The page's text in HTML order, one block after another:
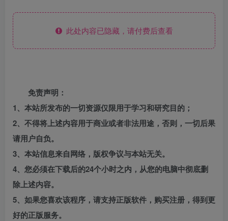
此处内容已隐藏，请付费后查看
免责声明：
1、本站所发布的一切资源仅限用于学习和研究目的；
2、不得将上述内容用于商业或者非法用途，否则，一切后果
请用户自负。
3、本站信息来自网络，版权争议与本站无关。
4、您必须在下载后的24个小时之内，从您的电脑中彻底删
除上述内容。
5、如果您喜欢该程序，请支持正版软件，购买注册，得到更
好的正版服务。